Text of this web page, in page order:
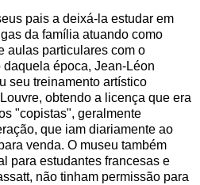
pais a deixá-la estudar em
da família atuando como
aulas particulares com o
época, Jean-Léon
seu treinamento artístico
obtendo a licença que era
"copistas", geralmente
que iam diariamente ao
venda. O museu também
para estudantes francesas e
não tinham permissão para